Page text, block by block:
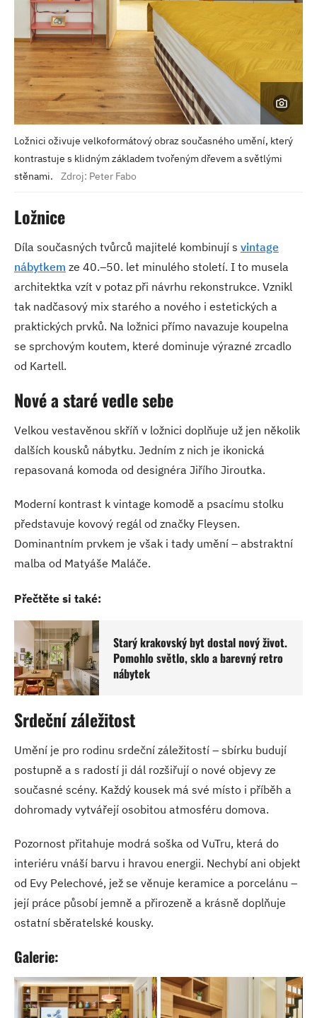
Ložnici oživuje velkoformátový obraz současného umění, který
kontrastuje s klidným základem tvořeným dřevem a světlými
stěnami.
Zdroj: Peter Fabo
Ložnice
Díla současných tvůrců majitelé kombinují s vintage
nábytkem ze 40.–50. let minulého století. I to musela
architektka vzít v potaz při návrhu rekonstrukce. Vznikl
tak nadčasový mix starého a nového i estetických a
praktických prvků. Na ložnici přímo navazuje koupelna
se sprchovým koutem, které dominuje výrazné zrcadlo
od Kartell.
Nové a staré vedle sebe
Velkou vestavěnou skříň v ložnici doplňuje už jen několik
dalších kousků nábytku. Jedním z nich je ikonická
repasovaná komoda od designéra Jiřího Jiroutka.
Moderní kontrast k vintage komodě a psacímu stolku
představuje kovový regál od značky Fleysen.
Dominantním prvkem je však i tady umění – abstraktní
malba od Matyáše Maláče.
Přečtěte si také:
Starý krakovský byt dostal nový život.
Pomohlo světlo, sklo a barevný retro
nábytek
Srdeční záležitost
Umění je pro rodinu srdeční záležitostí – sbírku budují
postupně a s radostí ji dál rozšiřují o nové objevy ze
současné scény. Každý kousek má své místo i příběh a
dohromady vytvářejí osobitou atmosféru domova.
Pozornost přitahuje modrá soška od VuTru, která do
interiéru vnáší barvu i hravou energii. Nechybí ani objekt
od Evy Pelechové, jež se věnuje keramice a porcelánu –
její práce působí jemně a přirozeně a krásně doplňuje
ostatní sběratelské kousky.
Galerie: